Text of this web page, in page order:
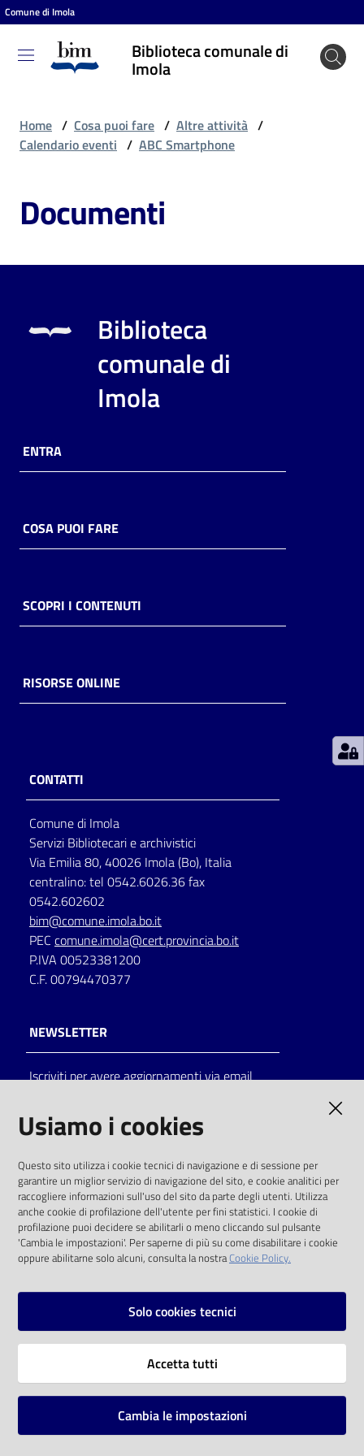
Vai al contenuto
Vai alla navigazione
Vai al footer
Comune di Imola
Biblioteca comunale di
Imola
Biblioteca
comunale
puoi
Risorse
online
Casa
Piani
storico
per
lettura
Seguici
su
Catalogo
on line
Eventi
Chiedi al
bibliotecario
Home / Cosa puoi fare / Altre attività /
Calendario eventi / ABC Smartphone
Documenti
Biblioteca
comunale di
Imola
ENTRA
COSA PUOI FARE
SCOPRI I CONTENUTI
RISORSE ONLINE
CONTATTI
Comune di Imola
Servizi Bibliotecari e archivistici
Via Emilia 80, 40026 Imola (Bo), Italia
centralino: tel 0542.6026.36 fax
0542.602602
bim@comune.imola.bo.it
PEC comune.imola@cert.provincia.bo.it
P.IVA 00523381200
C.F. 00794470377
NEWSLETTER
Iscriviti per avere aggiornamenti via email
solo alle condizioni previste dalla direttiva
comunitaria 2003/98/CE e dal d.lgs. 36/2006
SOCIAL
Instagram
Vai alla pagina
Mappa del sito
Usiamo i cookies
Questo sito utilizza i cookie tecnici di navigazione e di sessione per
garantire un miglior servizio di navigazione del sito, e cookie analitici per
raccogliere informazioni sull'uso del sito da parte degli utenti. Utilizza
anche cookie di profilazione dell'utente per fini statistici. I cookie di
profilazione puoi decidere se abilitarli o meno cliccando sul pulsante
'Cambia le impostazioni'. Per saperne di più su come disabilitare i cookie
oppure abilitarne solo alcuni, consulta la nostraCookie Policy.
Solo cookies tecnici
Accetta tutti
Cambia le impostazioni